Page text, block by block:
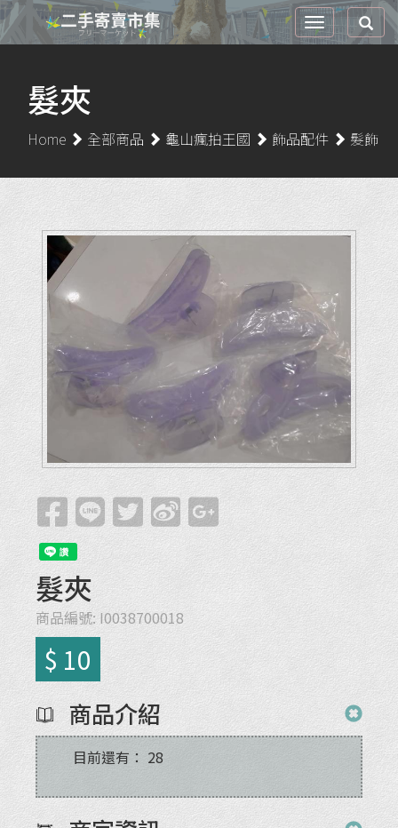
髮夾
Home 全部商品 龜山瘋拍王國 飾品配件 髮飾
髮夾
商品編號: I0038700018
$ 10
商品介紹
目前還有： 28